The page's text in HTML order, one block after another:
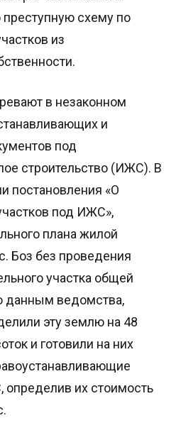
схему по
из
в незаконном
и
под
строительство (ИЖС). В
постановления «О
под ИЖС»,
плана жилой
Боз без проведения
участка общей
данным ведомства,
эту землю на 48
и готовили на них
их стоимость